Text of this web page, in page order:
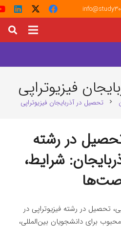
فیزیوتراپی
chevron_right تحصیل در آذربایجان فیزیوتراپی
در رشته
شرایط،
تحصیل در رشته فیزیوتراپی در
برای دانشجویان بین‌المللی،